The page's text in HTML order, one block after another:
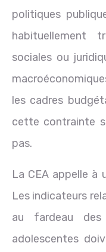
politiques
habituellement
sociales ou
les cadres
cette contrainte
pas.
La CEA appelle à
Les indicateurs
au fardeau des
adolescentes